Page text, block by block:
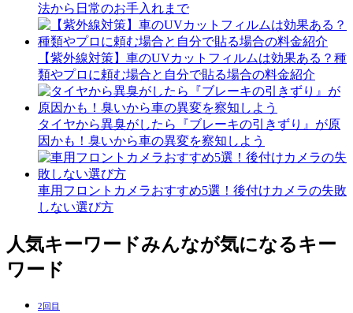
法から日常のお手入れまで
【紫外線対策】車のUVカットフィルムは効果ある？種
類やプロに頼む場合と自分で貼る場合の料金紹介
タイヤから異臭がしたら『ブレーキの引きずり』が原
因かも！臭いから車の異変を察知しよう
車用フロントカメラおすすめ5選！後付けカメラの失敗
しない選び方
人気キーワードみんなが気になるキー
ワード
2回目